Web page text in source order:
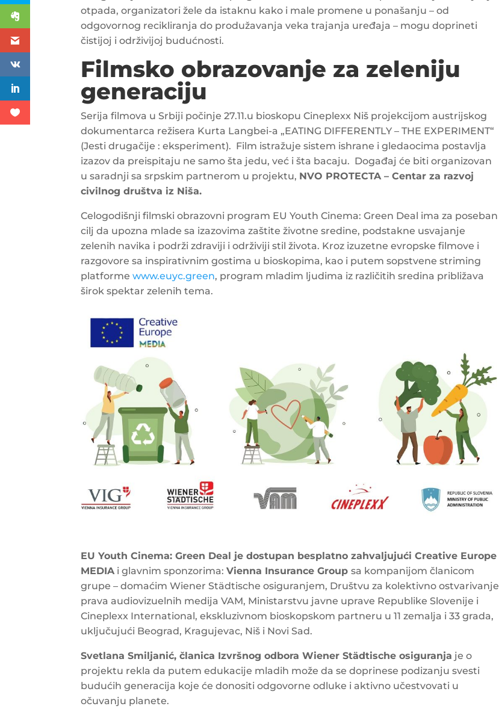
otpada, organizatori žele da istaknu kako i male promene u ponašanju – od
odgovornog recikliranja do produžavanja veka trajanja uređaja – mogu doprineti
čistijoj i održivijoj budućnosti.
Filmsko obrazovanje za zeleniju
generaciju
Serija filmova u Srbiji počinje 27.11.u bioskopu Cineplexx Niš projekcijom austrijskog
dokumentarca režisera Kurta Langbei-a „EATING DIFFERENTLY – THE EXPERIMENT“
(Jesti drugačije : eksperiment). Film istražuje sistem ishrane i gledaocima postavlja
izazov da preispitaju ne samo šta jedu, već i šta bacaju. Događaj će biti organizovan
u saradnji sa srpskim partnerom u projektu, NVO PROTECTA – Centar za razvoj
civilnog društva iz Niša.
Celogodišnji filmski obrazovni program EU Youth Cinema: Green Deal ima za poseban
cilj da upozna mlade sa izazovima zaštite životne sredine, podstakne usvajanje
zelenih navika i podrži zdraviji i održiviji stil života. Kroz izuzetne evropske filmove i
razgovore sa inspirativnim gostima u bioskopima, kao i putem sopstvene striming
platformewww.euyc.green, program mladim ljudima iz različitih sredina približava
širok spektar zelenih tema.
EU Youth Cinema: Green Deal je dostupan besplatno zahvaljujući Creative Europe
MEDIAi glavnim sponzorima:Vienna Insurance Groupsa kompanijom članicom
grupe – domaćim Wiener Städtische osiguranjem, Društvu za kolektivno ostvarivanje
prava audiovizuelnih medija VAM, Ministarstvu javne uprave Republike Slovenije i
Cineplexx International, ekskluzivnom bioskopskom partneru u 11 zemalja i 33 grada,
uključujući Beograd, Kragujevac, Niš i Novi Sad.
Svetlana Smiljanić, članica Izvršnog odbora Wiener Städtische osiguranja je o
projektu rekla da putem edukacije mladih može da se doprinese podizanju svesti
budućih generacija koje će donositi odgovorne odluke i aktivno učestvovati u
očuvanju planete.